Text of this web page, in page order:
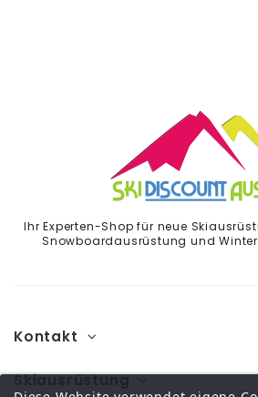
Ihr Experten-Shop für neue
Snowboardausrüstung und
Kontakt
Skiausrüstung